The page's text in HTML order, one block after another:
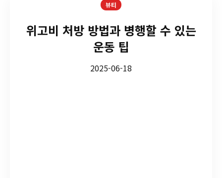
뷰티
위고비 처방 방법과 병행할 수 있는
운동 팁
2025-06-18